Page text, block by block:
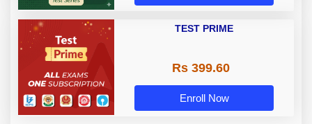
TEST PRIME
Rs 399.60
Enroll Now